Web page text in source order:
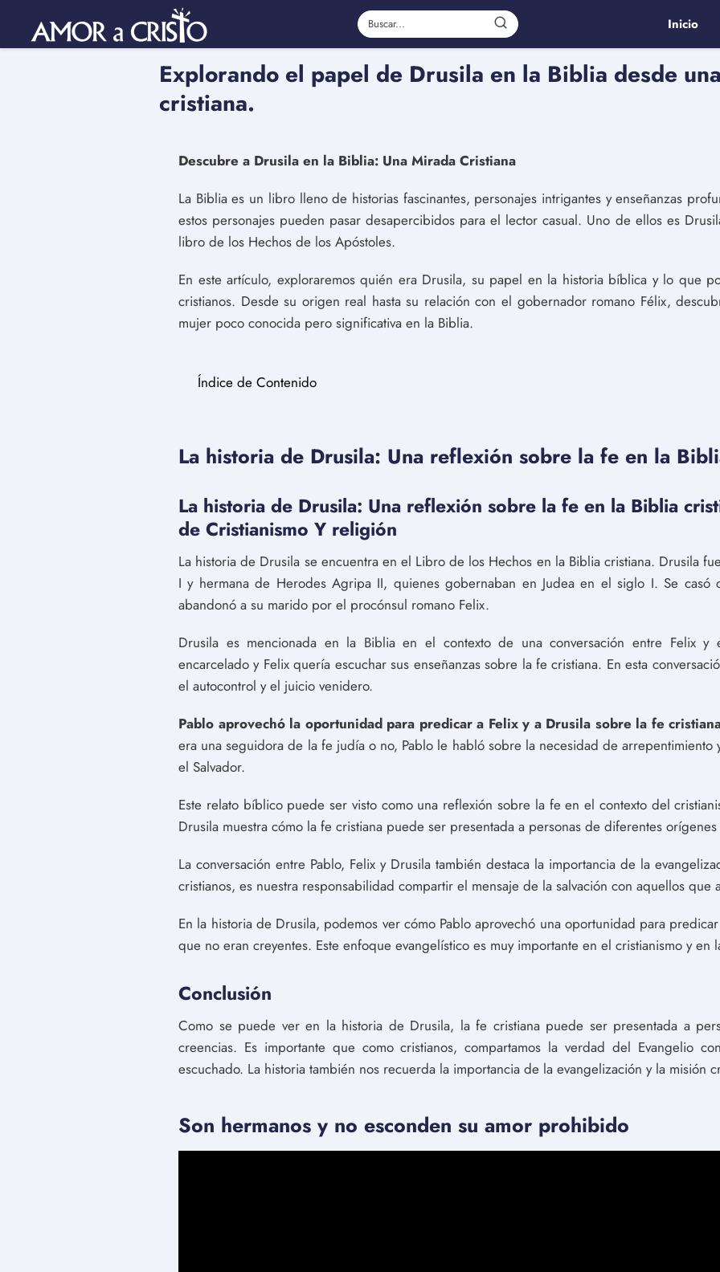
Inicio
Explorando el papel de Drusila en la Biblia desde
cristiana.
Descubre a Drusila en la Biblia: Una Mirada Cristiana
La Biblia es un libro lleno de historias fascinantes, personajes intrigantes y enseñanzas
estos personajes pueden pasar desapercibidos para el lector casual. Uno de ellos es
libro de los Hechos de los Apóstoles.
En este artículo, exploraremos quién era Drusila, su papel en la historia bíblica y lo que
cristianos. Desde su origen real hasta su relación con el gobernador romano Félix,
mujer poco conocida pero significativa en la Biblia.
Índice de Contenido
La historia de Drusila: Una reflexión sobre la fe en la
La historia de Drusila: Una reflexión sobre la fe en la Biblia
de Cristianismo Y religión
La historia de Drusila se encuentra en el Libro de los Hechos en la Biblia cristiana. Drusila
I y hermana de Herodes Agripa II, quienes gobernaban en Judea en el siglo I. Se
abandonó a su marido por el procónsul romano Felix.
Drusila es mencionada en la Biblia en el contexto de una conversación entre Felix y
encarcelado y Felix quería escuchar sus enseñanzas sobre la fe cristiana. En esta
el autocontrol y el juicio venidero.
Pablo aprovechó la oportunidad para predicar a Felix y a Drusila sobre la fe
era una seguidora de la fe judía o no, Pablo le habló sobre la necesidad de arrepentimiento
el Salvador.
Este relato bíblico puede ser visto como una reflexión sobre la fe en el contexto del
Drusila muestra cómo la fe cristiana puede ser presentada a personas de diferentes
La conversación entre Pablo, Felix y Drusila también destaca la importancia de la
cristianos, es nuestra responsabilidad compartir el mensaje de la salvación con aquellos que
En la historia de Drusila, podemos ver cómo Pablo aprovechó una oportunidad para
que no eran creyentes. Este enfoque evangelístico es muy importante en el cristianismo y
Conclusión
Como se puede ver en la historia de Drusila, la fe cristiana puede ser presentada a
creencias. Es importante que como cristianos, compartamos la verdad del Evangelio
escuchado. La historia también nos recuerda la importancia de la evangelización y la misión
Son hermanos y no esconden su amor prohibido